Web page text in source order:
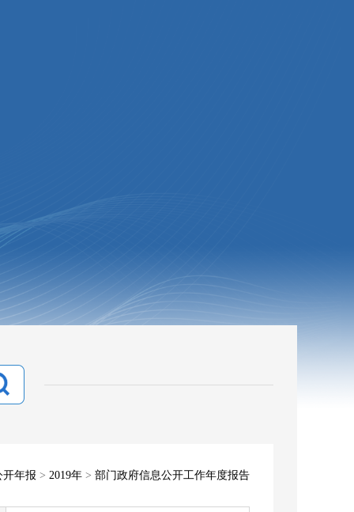
开年报 > 2019年 > 部门政府信息公开工作年度报告